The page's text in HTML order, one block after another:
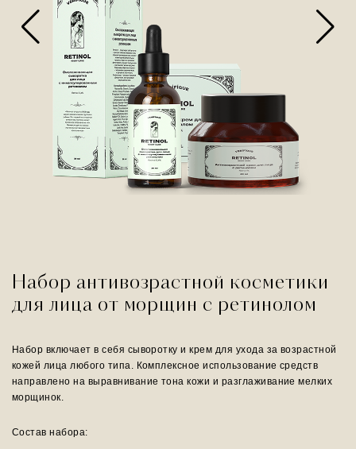
Набор антивозрастной косметики
для лица от морщин с ретинолом
Набор включает в себя сыворотку и крем для ухода за возрастной
кожей лица любого типа. Комплексное использование средств
направлено на выравнивание тона кожи и разглаживание мелких
морщинок.
Состав набора: